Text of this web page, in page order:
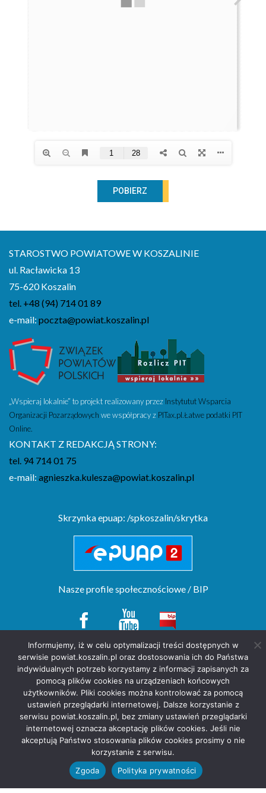
POBIERZ
2003
STAROSTWO POWIATOWE W KOSZALINIE
ul. Racławicka 13
75-620 Koszalin
tel. +48 (94) 714 01 89
e-mail: poczta@powiat.koszalin.pl
„Wspieraj lokalnie” to projekt realizowany przez Instytutut Wsparcia
Organizacji Pozarządowych we współpracy z PITax.pl.Łatwe podatki PIT
Online.
KONTAKT Z REDAKCJĄ STRONY:
tel. 94 714 01 75
e-mail: agnieszka.kulesza@powiat.koszalin.pl
Skrzynka epuap: /spkoszalin/skrytka
Nasze profile społecznościowe / BIP
Copyright(c) by Starostwo Powiatowe w Koszalinie. All rights reserved.
projekt stronyPOZitive.pl
Deklaracja dostępności
Polityka prywatności
Informujemy, iż w celu optymalizacji treści dostępnych w
serwisie powiat.koszalin.pl oraz dostosowania ich do Państwa
indywidualnych potrzeb korzystamy z informacji zapisanych za
pomocą plików cookies na urządzeniach końcowych
użytkowników. Pliki cookies można kontrolować za pomocą
ustawień przeglądarki internetowej. Dalsze korzystanie z
serwisu powiat.koszalin.pl, bez zmiany ustawień przeglądarki
internetowej oznacza akceptację plików cookies. Jeśli nie
akceptują Państwo stosowania plików cookies prosimy o nie
korzystanie z serwisu.
Zgoda
Polityka prywatności